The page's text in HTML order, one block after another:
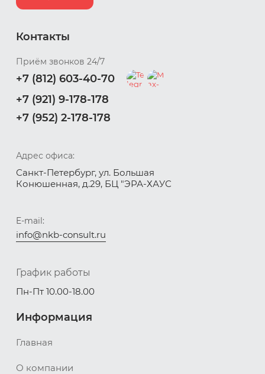
Контакты
Приём звонков 24/7
+7 (812) 603-40-70
+7 (921) 9-178-178
+7 (952) 2-178-178
Адрес офиса:
Санкт-Петербург, ул. Большая
Конюшенная, д.29, БЦ "ЭРА-ХАУС
E-mail:
info@nkb-consult.ru
График работы
Пн-Пт 10.00-18.00
Информация
Главная
О компании